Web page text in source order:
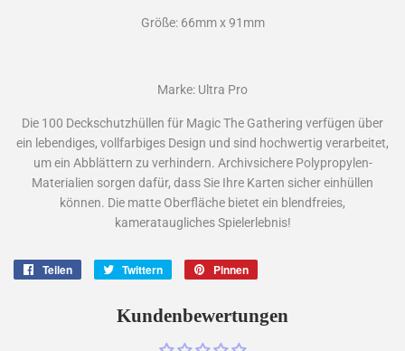
Größe: 66mm x 91mm
Marke: Ultra Pro
Die 100 Deckschutzhüllen für Magic The Gathering verfügen über
ein lebendiges, vollfarbiges Design und sind hochwertig verarbeitet,
um ein Abblättern zu verhindern. Archivsichere Polypropylen-
Materialien sorgen dafür, dass Sie Ihre Karten sicher einhüllen
können. Die matte Oberfläche bietet ein blendfreies,
kamerataugliches Spielerlebnis!
Teilen Twittern
twittern
Pinnen
pinnen
Kundenbewertungen